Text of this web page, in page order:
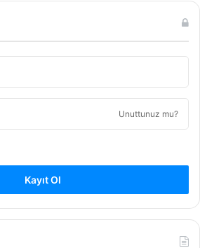
Unuttunuz mu?
Kayıt Ol